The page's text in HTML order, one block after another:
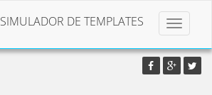
Toggle
SIMULADOR DE TEMPLATES